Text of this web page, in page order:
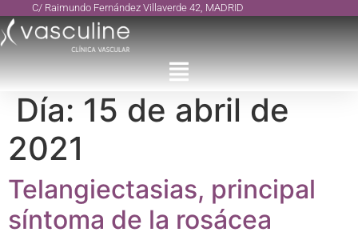
C/ Raimundo Fernández Villaverde 42, MADRID
Día: 15 de abril de
2021
Telangiectasias, principal
síntoma de la rosácea